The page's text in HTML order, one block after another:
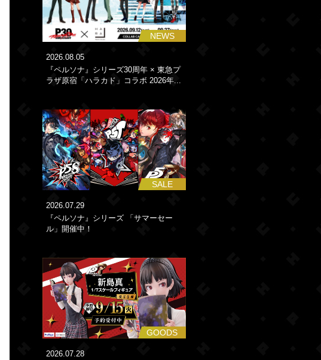
NEWS
2026.08.05
『ペルソナ』シリーズ30周年 × 東急プ
ラザ原宿「ハラカド」コラボ 2026年...
SALE
2026.07.29
『ペルソナ』シリーズ 「サマーセー
ル」開催中！
GOODS
2026.07.28